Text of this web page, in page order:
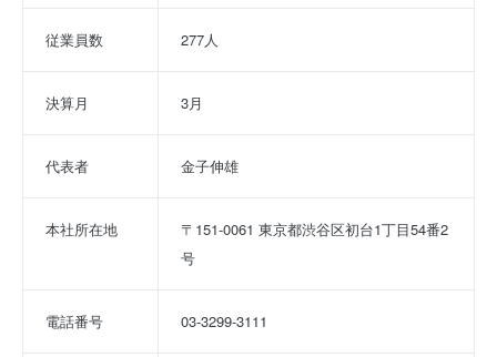
従業員数 277人
決算月 3月
代表者 金子伸雄
本社所在地
〒151-0061 東京都渋谷区初台1丁目54番2
号
電話番号 03-3299-3111